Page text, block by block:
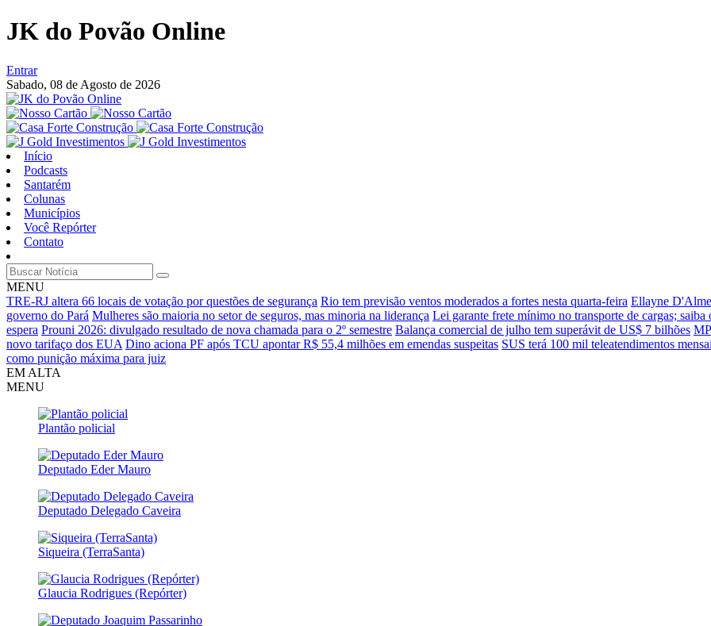
JK do Povão Online
Entrar
Sabado, 08 de Agosto de 2026
Início
Podcasts
Santarém
Colunas
Municípios
Você Repórter
Contato
MENU
TRE-RJ altera 66 locais de votação por questões de segurança Rio tem previsão ventos moderados a fortes nesta quarta-feira Ellayne
governo do Pará Mulheres são maioria no setor de seguros, mas minoria na liderança Lei garante frete mínimo no transporte de cargas; saiba
espera Prouni 2026: divulgado resultado de nova chamada para o 2º semestre Balança comercial de julho tem superávit de US$ 7 bilhões
novo tarifaço dos EUA Dino aciona PF após TCU apontar R$ 55,4 milhões em emendas suspeitas SUS terá 100 mil teleatendimentos
como punição máxima para juiz
EM ALTA
MENU
Plantão policial
Deputado Eder Mauro
Deputado Delegado Caveira
Siqueira (TerraSanta)
Glaucia Rodrigues (Repórter)